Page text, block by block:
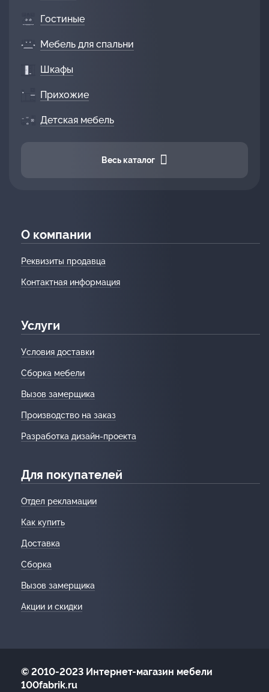
Гостиные
Мебель для спальни
Шкафы
Прихожие
Детская мебель
Весь каталог
О компании
Реквизиты продавца
Контактная информация
Услуги
Условия доставки
Сборка мебели
Вызов замерщика
Производство на заказ
Разработка дизайн-проекта
Для покупателей
Отдел рекламации
Как купить
Доставка
Сборка
Вызов замерщика
Акции и скидки
© 2010-2023 Интернет-магазин мебели
100fabrik.ru